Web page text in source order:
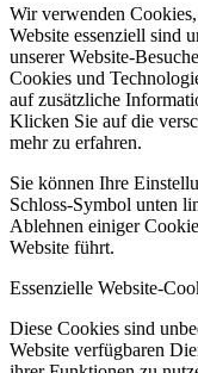
Wir verwenden
Website essenziell sind
unserer Website-
Cookies und
auf zusätzliche
Klicken Sie auf die
mehr zu erfahren.
Sie können Ihre
Schloss-Symbol unten
Ablehnen einiger
Website führt.
Essenzielle Website-
Diese Cookies sind
Website verfügbaren